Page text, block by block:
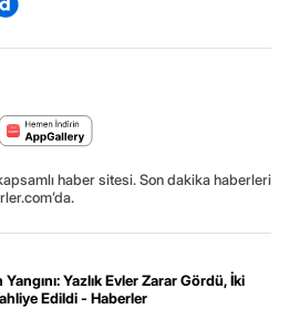
haber sitesi. Son dakika haberleri
Yazlık Evler Zarar Gördü, İki
Edildi - Haberler